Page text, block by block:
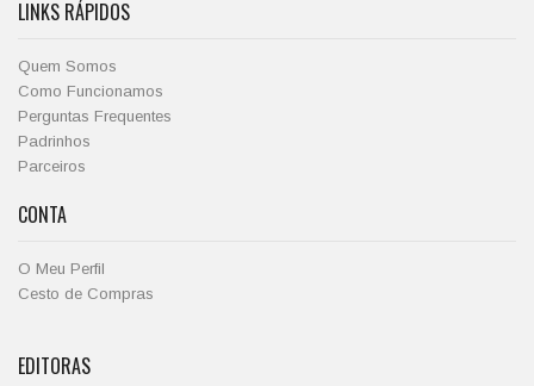
LINKS RÁPIDOS
Quem Somos
Como Funcionamos
Perguntas Frequentes
Padrinhos
Parceiros
CONTA
O Meu Perfil
Cesto de Compras
EDITORAS